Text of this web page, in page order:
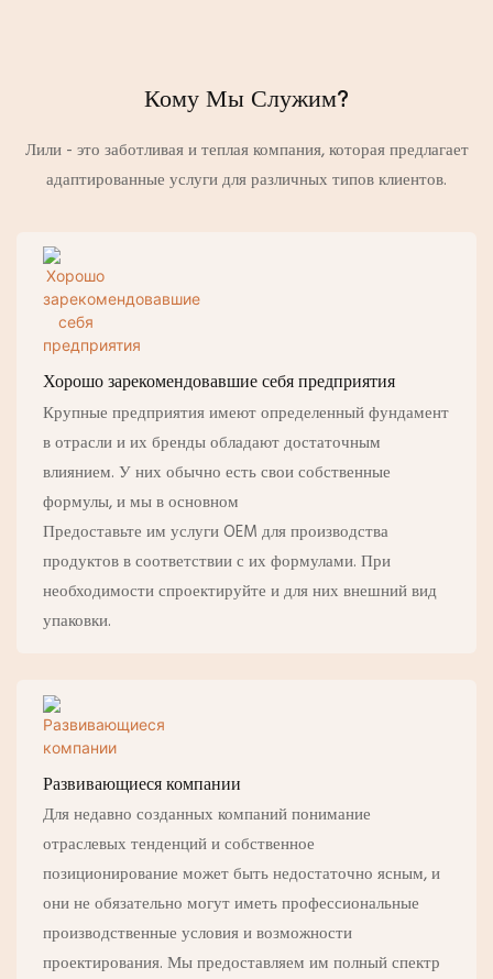
Кому Мы Служим?
Лили - это заботливая и теплая компания, которая предлагает
адаптированные услуги для различных типов клиентов.
Хорошо зарекомендовавшие себя предприятия
Крупные предприятия имеют определенный фундамент
в отрасли и их бренды обладают достаточным
влиянием. У них обычно есть свои собственные
формулы, и мы в основном
Предоставьте им услуги OEM для производства
продуктов в соответствии с их формулами. При
необходимости спроектируйте и для них внешний вид
упаковки.
Развивающиеся компании
Для недавно созданных компаний понимание
отраслевых тенденций и собственное
позиционирование может быть недостаточно ясным, и
они не обязательно могут иметь профессиональные
производственные условия и возможности
проектирования. Мы предоставляем им полный спектр